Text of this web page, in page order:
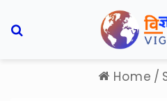
Home /